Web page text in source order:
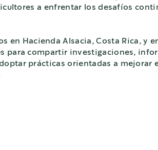
a enfrentar los desafíos
en Hacienda Alsacia, Costa Rica, y
para compartir investigaciones,
prácticas orientadas a mejorar